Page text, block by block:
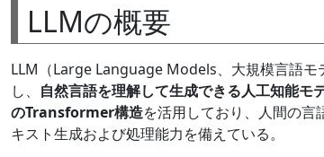
LLMの概要
LLM（Large Language Models、大規模言語
し、 自然言語を理解して生成できる人工知能モ
のTransformer構造を活用しており、人間の
キスト生成および処理能力を備えている。